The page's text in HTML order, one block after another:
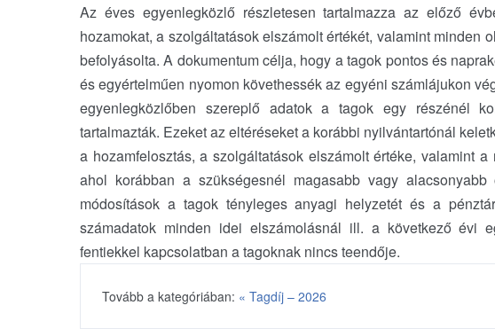
Az éves egyenlegközlő részletesen tartalmazza az előző
hozamokat, a szolgáltatások elszámolt értékét, valamint minden
befolyásolta. A dokumentum célja, hogy a tagok pontos és
és egyértelműen nyomon követhessék az egyéni számlájukon
egyenlegközlőben szereplő adatok a tagok egy részénél
tartalmazták. Ezeket az eltéréseket a korábbi nyilvántartónál
a hozamfelosztás, a szolgáltatások elszámolt értéke, valamint
ahol korábban a szükségesnél magasabb vagy
módosítások a tagok tényleges anyagi helyzetét és a
számadatok minden idei elszámolásnál ill. a következő évi
fentiekkel kapcsolatban a tagoknak nincs teendője.
Tovább a kategóriában: « Tagdíj – 2026